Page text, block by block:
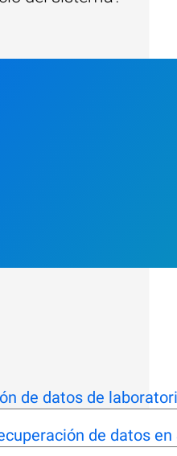
de datos de
de datos